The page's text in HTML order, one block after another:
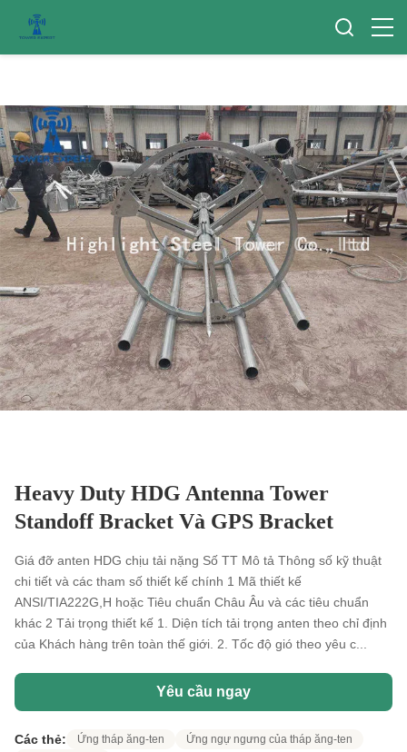
Heavy Duty HDG Antenna Tower
Standoff Bracket Và GPS Bracket
Giá đỡ anten HDG chịu tải nặng Số TT Mô tả Thông số kỹ thuật
chi tiết và các tham số thiết kế chính 1 Mã thiết kế
ANSI/TIA222G,H hoặc Tiêu chuẩn Châu Âu và các tiêu chuẩn
khác 2 Tải trọng thiết kế 1. Diện tích tải trọng anten theo chỉ định
của Khách hàng trên toàn thế giới. 2. Tốc độ gió theo yêu c...
Yêu cầu ngay
Các thẻ: Ứng tháp ăng-ten
Ứng ngự ngưng của tháp ăng-ten